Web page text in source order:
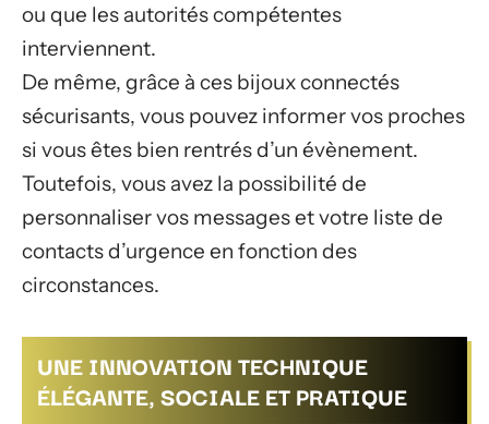
ou que les autorités compétentes
interviennent.
De même, grâce à ces bijoux connectés
sécurisants, vous pouvez informer vos proches
si vous êtes bien rentrés d’un évènement.
Toutefois, vous avez la possibilité de
personnaliser vos messages et votre liste de
contacts d’urgence en fonction des
circonstances.
UNE INNOVATION TECHNIQUE
ÉLÉGANTE, SOCIALE ET PRATIQUE